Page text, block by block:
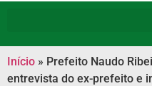
Início » Prefeito Naudo
entrevista do ex-prefeito e